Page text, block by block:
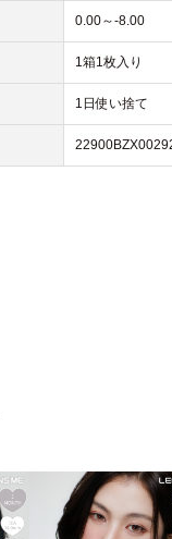
0.00～-8.00
1箱1枚入り
1日使い捨て